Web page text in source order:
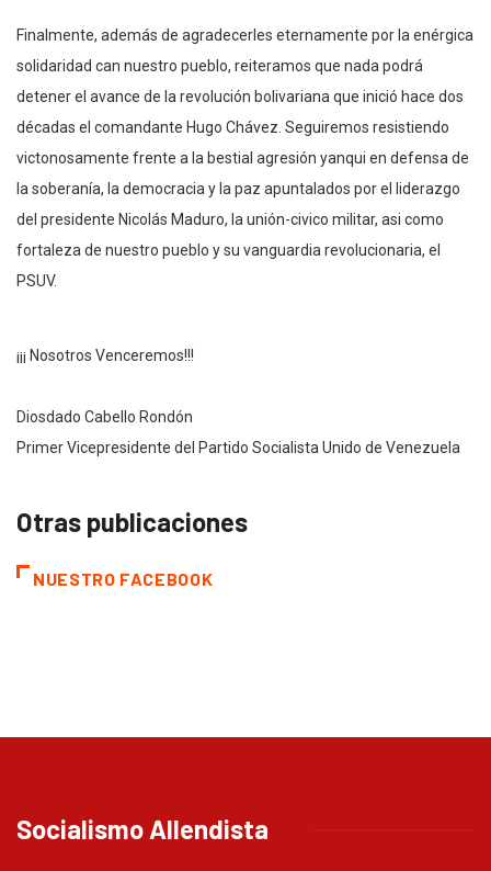
Finalmente, además de agradecerles eternamente por la enérgica
solidaridad can nuestro pueblo, reiteramos que nada podrá
detener el avance de la revolución bolivariana que inició hace dos
décadas el comandante Hugo Chávez. Seguiremos resistiendo
victonosamente frente a la bestial agresión yanqui en defensa de
la soberanía, la democracia y la paz apuntalados por el liderazgo
del presidente Nicolás Maduro, la unión-civico militar, asi como
fortaleza de nuestro pueblo y su vanguardia revolucionaria, el
PSUV.
¡¡¡ Nosotros Venceremos!!!
Diosdado Cabello Rondón
Primer Vicepresidente del Partido Socialista Unido de Venezuela
Otras publicaciones
NUESTRO FACEBOOK
Socialismo Allendista